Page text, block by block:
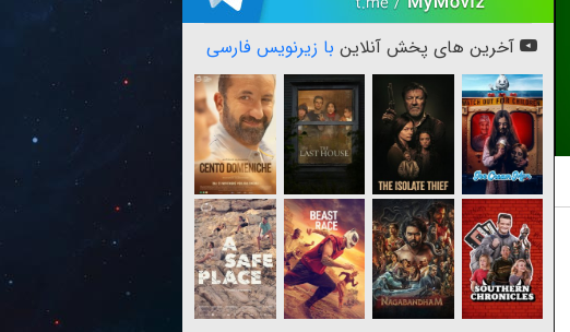
آخرین های پخش آنلاین با زیرنویس فارسی